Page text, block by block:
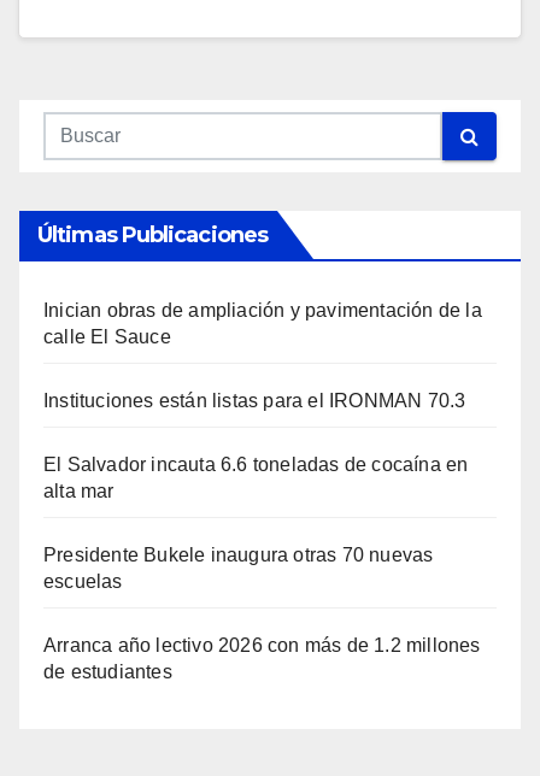
Últimas Publicaciones
Inician obras de ampliación y pavimentación de la
calle El Sauce
Instituciones están listas para el IRONMAN 70.3
El Salvador incauta 6.6 toneladas de cocaína en
alta mar
Presidente Bukele inaugura otras 70 nuevas
escuelas
Arranca año lectivo 2026 con más de 1.2 millones
de estudiantes